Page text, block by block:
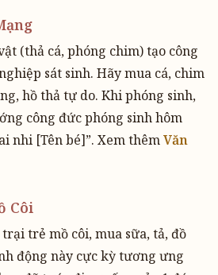
(thả cá, phóng chim) tạo công
sát sinh. Hãy mua cá, chim
hồ thả tự do. Khi phóng sinh,
công đức phóng sinh hôm
nhi [Tên bé]”. Xem thêmVăn
Côi
trẻ mồ côi, mua sữa, tả, đồ
động này cực kỳ tương ưng